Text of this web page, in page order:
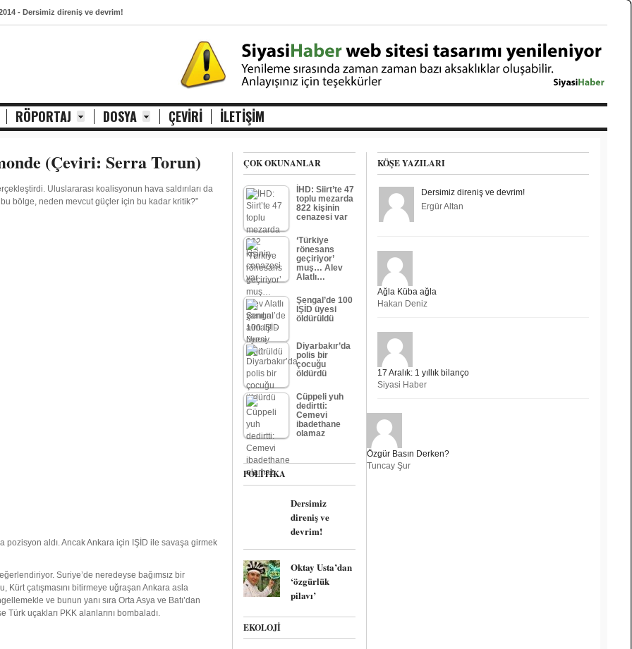
- Dersimiz direniş ve devrim!
RÖPORTAJ DOSYA ÇEVIRI İLETİŞİM
(Çeviri: Serra Torun)
Uluslararası koalisyonun hava saldırıları da
bu bölge, neden mevcut güçler için bu kadar kritik?”
pozisyon aldı. Ancak Ankara için IŞİD ile savaşa girmek
Suriye’de neredeyse bağımsız bir
Kürt çatışmasını bitirmeye uğraşan Ankara asla
ve bunun yanı sıra Orta Asya ve Batı’dan
uçakları PKK alanlarını bombaladı.
ÇOK OKUNANLAR
İHD: Siirt’te 47
toplu mezarda
822 kişinin
cenazesi var
‘Türkiye
rönesans
geçiriyor’
muş… Alev
Alatlı…
Şengal’de 100
IŞİD üyesi
öldürüldü
Diyarbakır’da
polis bir
çocuğu
öldürdü
Cüppeli yuh
dedirtti:
Cemevi
ibadethane
olamaz
POLITIKA
Dersimiz
direniş ve
devrim!
Oktay Usta’dan
‘özgürlük
pilavı’
EKOLOJI
KÖŞE YAZILARI
Dersimiz direniş ve devrim!
Ergür Altan
Ağla Küba ağla
Hakan Deniz
17 Aralık: 1 yıllık bilanço
Siyasi Haber
Özgür Basın Derken?
Tuncay Şur